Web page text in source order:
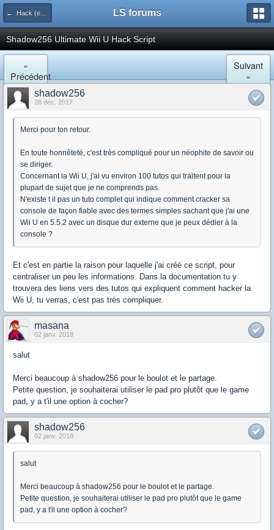
← Hack (exploits, homebrews...) LS forums
Shadow256 Ultimate Wii U Hack Script
«
Précédent
Suivant
»
shadow256
28 déc. 2017
Merci pour ton retour.
En toute honnêteté, c'est très compliqué pour un néophite de savoir ou
se diriger.
Concernant la Wii U, j'ai vu environ 100 tutos qui traitent pour la
plupart de sujet que je ne comprends pas.
N'existe t il pas un tuto complet qui indique comment cracker sa
console de façon fiable avec des termes simples sachant que j'ai une
Wii U en 5.5.2 avec un disque dur externe que je peux dédier à la
console ?
Et c'est en partie la raison pour laquelle j'ai créé ce script, pour
centraliser un peu les informations. Dans la documentation tu y
trouvera des liens vers des tutos qui expliquent comment hacker la
Wii U, tu verras, c'est pas très compliquer.
masana
02 janv. 2018
salut
Merci beaucoup à shadow256 pour le boulot et le partage.
Petite question, je souhaiterai utiliser le pad pro plutôt que le game
pad, y a t'il une option à cocher?
shadow256
02 janv. 2018
salut
Merci beaucoup à shadow256 pour le boulot et le partage.
Petite question, je souhaiterai utiliser le pad pro plutôt que le game
pad, y a t'il une option à cocher?